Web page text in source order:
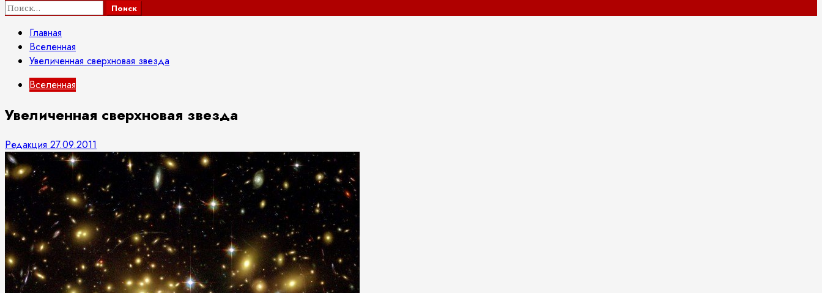
Найти:
Главная
Вселенная
Увеличенная сверхновая звезда
Вселенная
Увеличенная сверхновая звезда
Редакция 27.09.2011